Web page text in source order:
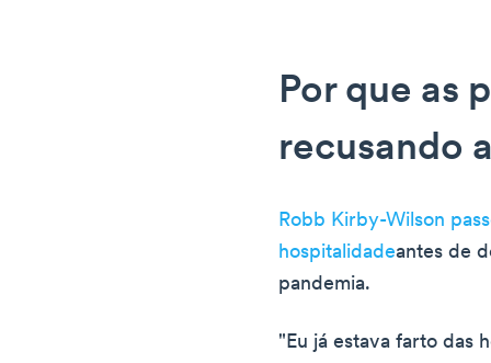
Por que as
recusando
Robb Kirby-Wilson
hospitalidadeantes de
pandemia.
"Eu já estava farto das